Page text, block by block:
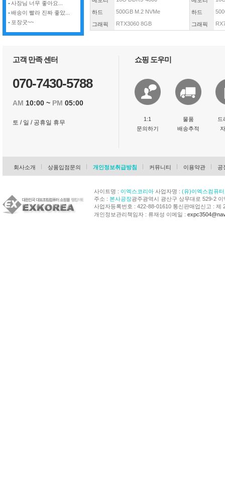
사장님 너무 좋아요...
배송이 빨라 진짜 좋았...
포장굿~~
하드 500GB M.2 NVMe
그래픽 RTX3060 8GB
하드
그래픽
고객 만족 센터
070-7430-5788
AM 10:00 ~ PM 05:00
토 / 일 / 공휴일 휴무
쇼핑 도우미
1:1
문의하기
물품
배송추적
드
회사소개 상품입점문의 개인정보취급방침 커뮤니티 이용약관 공
사이트명 : 이엑스코리아사업자명 : (유)이엑스컴퓨터
주소 : 본사공장광주광역시 광산구 상무대로 529-2 이
사업자등록번호 : 422-88-01610 통신판매업신고 : 제
개인정보관리책임자 : 류재성 이메일 :